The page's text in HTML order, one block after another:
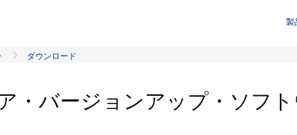
製
ダウンロード
・バージョンアップ・ソ